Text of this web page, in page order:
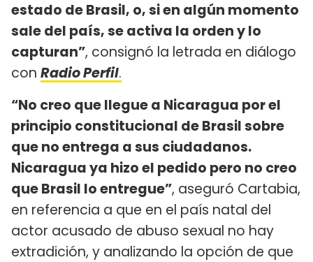
estado de Brasil, o, si en algún momento
sale del país, se activa la orden y lo
capturan”, consignó la letrada en diálogo
con Radio Perfil.
“No creo que llegue a Nicaragua por el
principio constitucional de Brasil sobre
que no entrega a sus ciudadanos.
Nicaragua ya hizo el pedido pero no creo
que Brasil lo entregue”, aseguró Cartabia,
en referencia a que en el país natal del
actor acusado de abuso sexual no hay
extradición, y analizando la opción de que